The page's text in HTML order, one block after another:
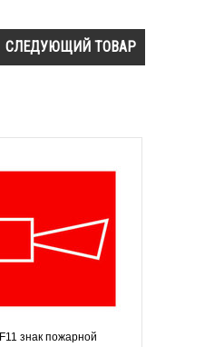
СЛЕДУЮЩИЙ ТОВАР
F11 знак пожарной